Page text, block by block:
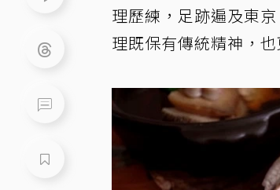
理歷練，足跡遍及東
理既保有傳統精神，